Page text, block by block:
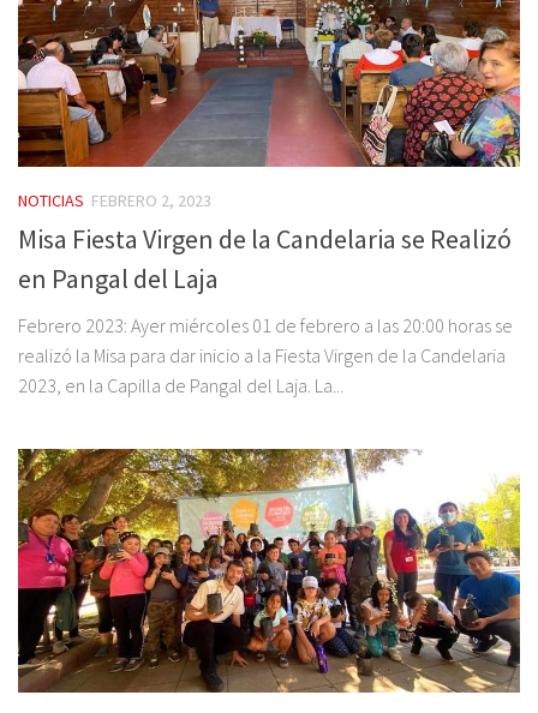
NOTICIAS FEBRERO 2, 2023
Misa Fiesta Virgen de la Candelaria se Realizó
en Pangal del Laja
Febrero 2023: Ayer miércoles 01 de febrero a las 20:00 horas se
realizó la Misa para dar inicio a la Fiesta Virgen de la Candelaria
2023, en la Capilla de Pangal del Laja. La...